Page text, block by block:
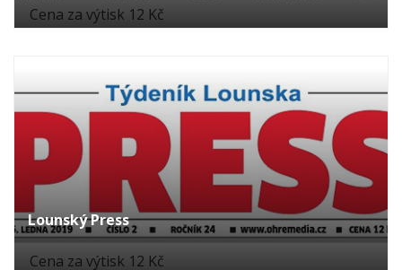
Cena za výtisk 12 Kč
Lounský Press
Cena za výtisk 12 Kč